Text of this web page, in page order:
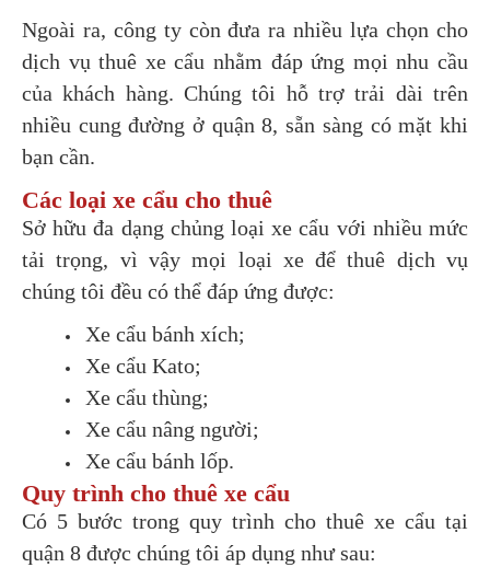
Ngoài ra, công ty còn đưa ra nhiều lựa chọn cho
dịch vụ thuê xe cẩu nhằm đáp ứng mọi nhu cầu
của khách hàng. Chúng tôi hỗ trợ trải dài trên
nhiều cung đường ở quận 8, sẵn sàng có mặt khi
bạn cần.
Các loại xe cẩu cho thuê
Sở hữu đa dạng chủng loại xe cẩu với nhiều mức
tải trọng, vì vậy mọi loại xe để thuê dịch vụ
chúng tôi đều có thể đáp ứng được:
Xe cẩu bánh xích;
Xe cẩu Kato;
Xe cẩu thùng;
Xe cẩu nâng người;
Xe cẩu bánh lốp.
Quy trình cho thuê xe cẩu
Có 5 bước trong quy trình cho thuê xe cẩu tại
quận 8 được chúng tôi áp dụng như sau: